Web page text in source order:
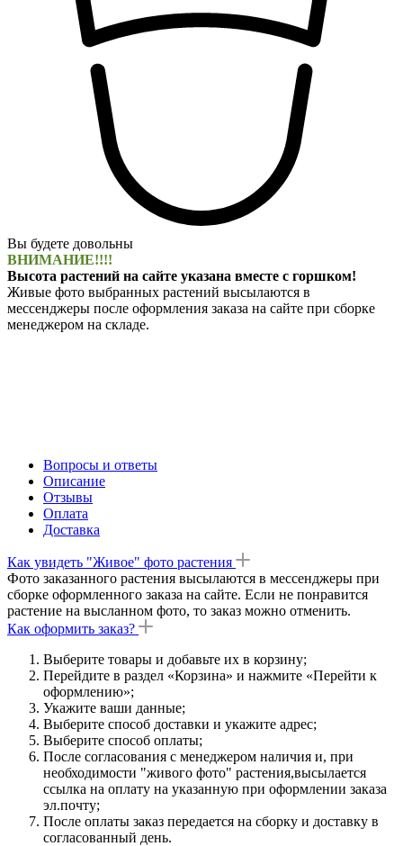
Вы будете довольны
ВНИМАНИЕ!!!!
Высота растений на сайте указана вместе с горшком!
Живые фото выбранных растений высылаются в
мессенджеры после оформления заказа на сайте при сборке
менеджером на складе.
Вопросы и ответы
Описание
Отзывы
Оплата
Доставка
Как увидеть "Живое" фото растения
Фото заказанного растения высылаются в мессенджеры при
сборке оформленного заказа на сайте. Если не понравится
растение на высланном фото, то заказ можно отменить.
Как оформить заказ?
Выберите товары и добавьте их в корзину;
Перейдите в раздел «Корзина» и нажмите «Перейти к
оформлению»;
Укажите ваши данные;
Выберите способ доставки и укажите адрес;
Выберите способ оплаты;
После согласования с менеджером наличия и, при
необходимости "живого фото" растения,высылается
ссылка на оплату на указанную при оформлении заказа
эл.почту;
После оплаты заказ передается на сборку и доставку в
согласованный день.